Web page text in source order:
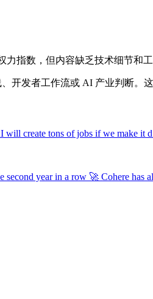
力指数，但内容缺乏技术细节和
开发者工作流或 AI 产业判断。
will create tons of jobs if we make it
year in a row 🚀 Cohere has